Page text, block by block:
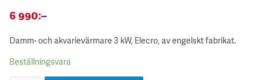
6 990:–
Damm- och akvarievärmare 3 kW, Elecro, av engelskt fabrikat.
Beställningsvara